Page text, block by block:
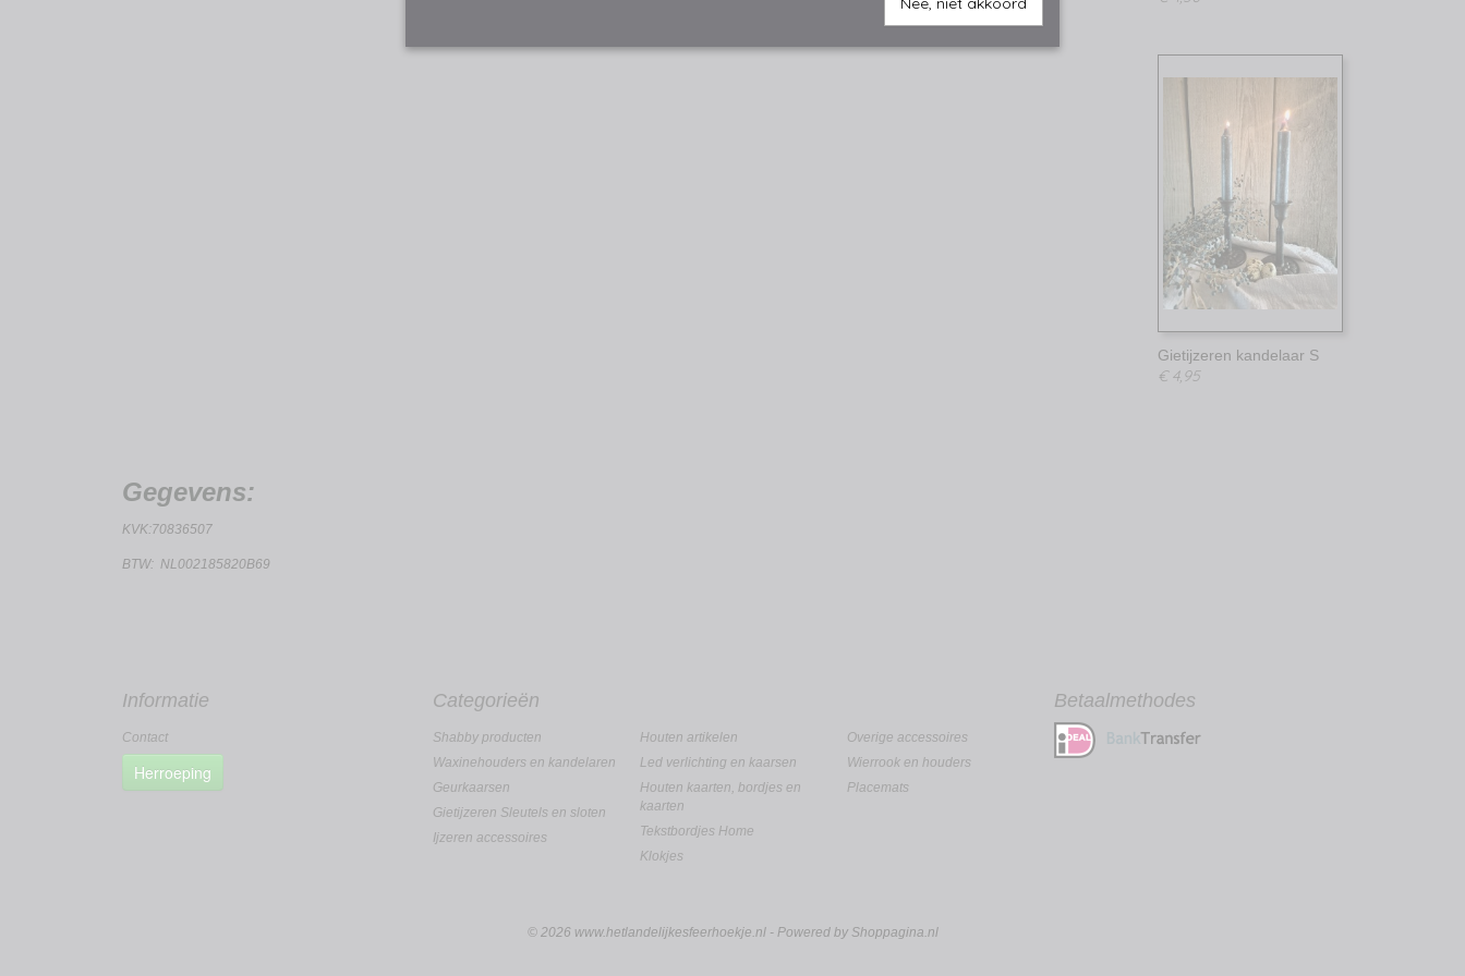
Gietijzeren kandelaar S
€ 4,95
Gegevens:
KVK:70836507
BTW: NL002185820B69
Informatie
Contact
Herroeping
Categorieën
Shabby producten
Waxinehouders en kandelaren
Geurkaarsen
Gietijzeren Sleutels en sloten
Ijzeren accessoires
Houten artikelen
Led verlichting en kaarsen
Houten kaarten, bordjes en
kaarten
Tekstbordjes Home
Klokjes
Overige accessoires
Wierrook en houders
Placemats
Betaalmethodes
© 2026 www.hetlandelijkesfeerhoekje.nl - Powered by Shoppagina.nl